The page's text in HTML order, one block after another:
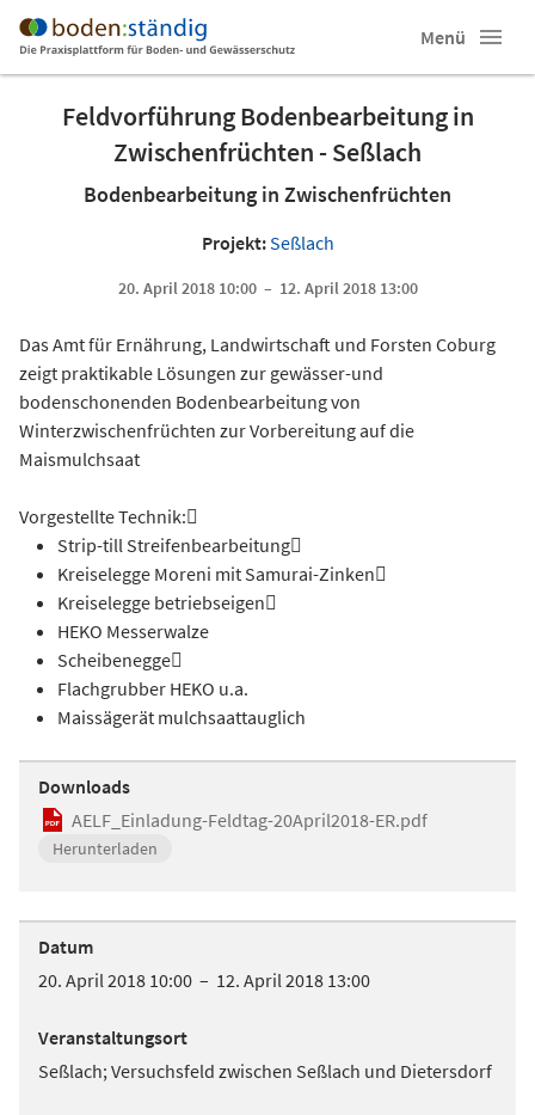
Menü
Feldvorführung Bodenbearbeitung in
Zwischenfrüchten - Seßlach
Bodenbearbeitung in Zwischenfrüchten
Projekt:Seßlach
20. April 2018 10:00 – 12. April 2018 13:00
Das Amt für Ernährung, Landwirtschaft und Forsten Coburg
zeigt praktikable Lösungen zur gewässer-und
bodenschonenden Bodenbearbeitung von
Winterzwischenfrüchten zur Vorbereitung auf die
Maismulchsaat
Vorgestellte Technik:
Strip-till Streifenbearbeitung
Kreiselegge Moreni mit Samurai-Zinken
Kreiselegge betriebseigen
HEKO Messerwalze
Scheibenegge
Flachgrubber HEKO u.a.
Maissägerät mulchsaattauglich
Downloads
AELF_Einladung-Feldtag-20April2018-ER.pdf
Herunterladen
Datum
20. April 2018 10:00 – 12. April 2018 13:00
Veranstaltungsort
Seßlach; Versuchsfeld zwischen Seßlach und Dietersdorf